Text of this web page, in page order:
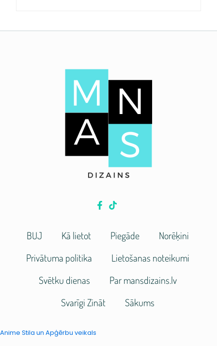
BUJ Kā lietot Piegāde
Norēķini
Privātuma politika
Lietošanas noteikumi
Svētku dienas
Par mansdizains.lv
Svarīgi Zināt
Sākums
Anime Stila un Apģērbu veikals